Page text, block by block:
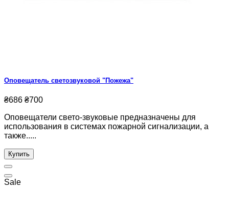
Оповещатель светозвуковой "Пожежа"
₴686 ₴700
Оповещатели свето-звуковые предназначены для
использования в системах пожарной сигнализации, а
также.....
Купить
Sale